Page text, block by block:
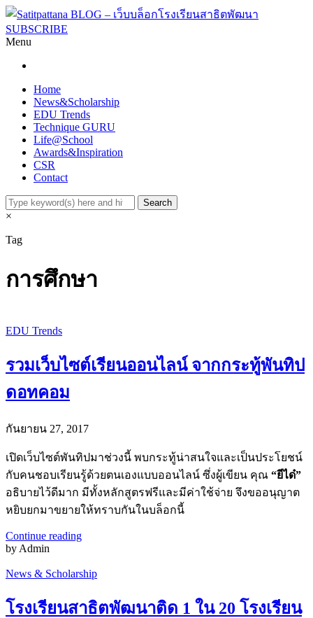
SUBSCRIBE
Menu
Home
News&Scholarship
EDU Trends
Technique GURU
Life@School
Awards&Inspiration
CSR
Contact
×
Tag
การศึกษา
EDU Trends
รวมเว็บไซต์เรียนออนไลน์ จากกระทู้พันทิป
ดอทคอม
กันยายน 27, 2017
เปิดเว็บไซต์พันทิปมาช่วงนี้ พบกระทู้น่าสนใจและเป็นประโยชน์
กับคนชอบเรียนรู้ด้วยตนเองแบบออนไลน์ ซึ่งผู้เขียน คุณ “ยีได๋”
อธิบายไว้ดีมาก มีทั้งหลักสูตรฟรีและมีค่าใช้จ่าย จึงขออนุญาต
หยิบยกมาขยายให้ทราบกันในบล็อกนี้
Continue reading
by Admin
News & Scholarship
โรงเรียนสาธิตพัฒนาติด 1 ใน 20 โรงเรียน